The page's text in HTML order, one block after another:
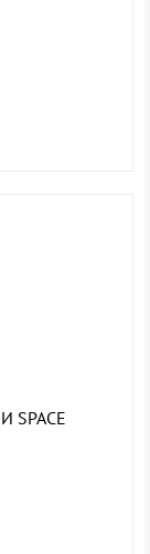
SPACE